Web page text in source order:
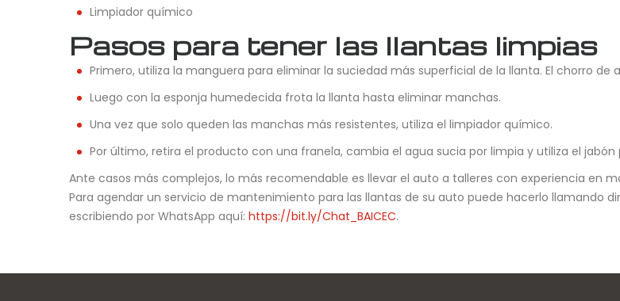
Limpiador químico
Pasos para tener las llantas limpias
Primero, utiliza la manguera para eliminar la suciedad más superficial de la llanta. El chorro de
Luego con la esponja humedecida frota la llanta hasta eliminar manchas.
Una vez que solo queden las manchas más resistentes, utiliza el limpiador químico.
Por último, retira el producto con una franela, cambia el agua sucia por limpia y utiliza el
Ante casos más complejos, lo más recomendable es llevar el auto a talleres con experiencia en
Para agendar un servicio de mantenimiento para las llantas de su auto puede hacerlo llamando
escribiendo por WhatsApp aquí: https://bit.ly/Chat_BAICEC.